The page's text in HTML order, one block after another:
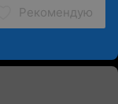
Рекомендую